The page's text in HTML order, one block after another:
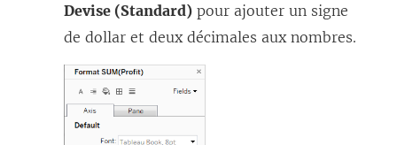
Devise (Standard) pour ajouter un signe
de dollar et deux décimales aux nombres.